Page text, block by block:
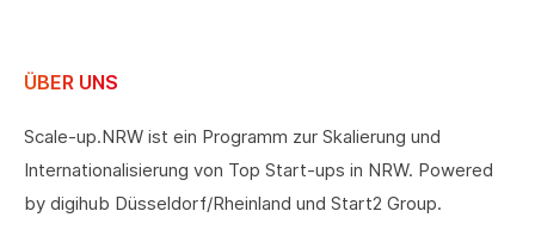
ÜBER UNS
Scale-up.NRW ist ein Programm zur Skalierung und
Internationalisierung von Top Start-ups in NRW. Powered
by digihub Düsseldorf/Rheinland und Start2 Group.